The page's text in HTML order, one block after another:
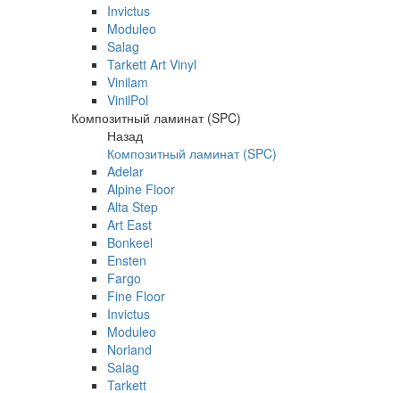
Invictus
Moduleo
Salag
Tarkett Art Vinyl
Vinilam
VinilPol
Композитный ламинат (SPC)
Назад
Композитный ламинат (SPC)
Adelar
Alpine Floor
Alta Step
Art East
Bonkeel
Ensten
Fargo
Fine Floor
Invictus
Moduleo
Norland
Salag
Tarkett